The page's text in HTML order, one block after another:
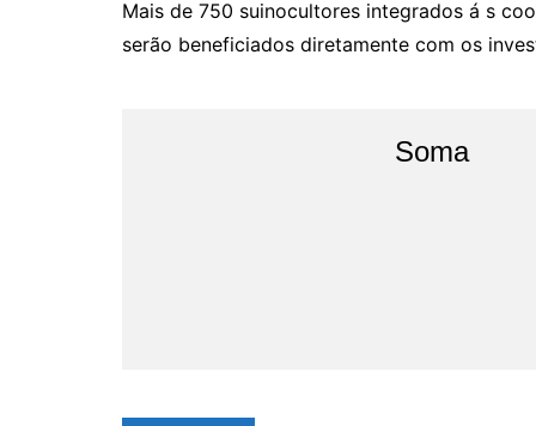
Mais de 750 suinocultores integrados á s
serão beneficiados diretamente com os
Soma